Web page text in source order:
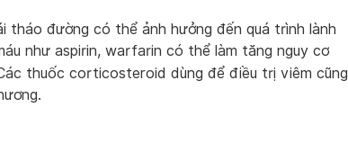
đường có thể ảnh hưởng đến quá trình lành
như aspirin, warfarin có thể làm tăng nguy cơ
thuốc corticosteroid dùng để điều trị viêm cũng